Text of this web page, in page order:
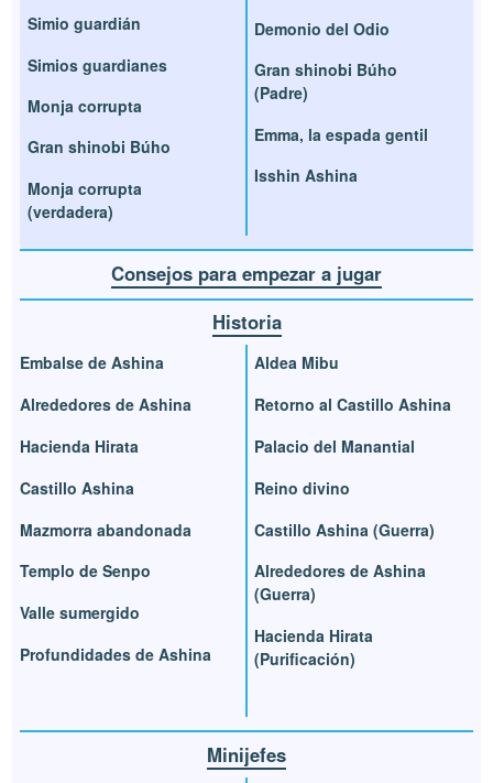
Simio guardián
Simios guardianes
Monja corrupta
Gran shinobi Búho
Monja corrupta
(verdadera)
Demonio del Odio
Gran shinobi Búho
(Padre)
Emma, la espada gentil
Isshin Ashina
Consejos para empezar a jugar
Historia
Embalse de Ashina
Alrededores de Ashina
Hacienda Hirata
Castillo Ashina
Mazmorra abandonada
Templo de Senpo
Valle sumergido
Profundidades de Ashina
Aldea Mibu
Retorno al Castillo Ashina
Palacio del Manantial
Reino divino
Castillo Ashina (Guerra)
Alrededores de Ashina
(Guerra)
Hacienda Hirata
(Purificación)
Minijefes